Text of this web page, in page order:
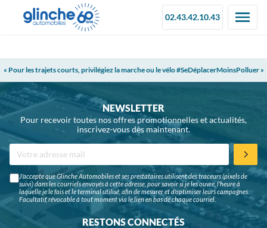
02.43.42.10.43
« Pour les trajets courts, privilégiez la marche ou le vélo #SeDéplacerMoinsPolluer »
NEWSLETTER
Pour recevoir toutes nos offres promotionnelles et actualités,
inscrivez-vous dès maintenant.
J'accepte que Glinche Automobiles et ses prestataires utilisent des traceurs (pixels de
suivi) dans les courriels envoyés à cette adresse, pour savoir si je les ouvre, l'heure à
laquelle je le fais et le terminal utilisé, afin de mesurer et d'optimiser leurs campagnes.
Facultatif, révocable à tout moment via le lien en bas de chaque courriel.
RESTONS CONNECTÉS